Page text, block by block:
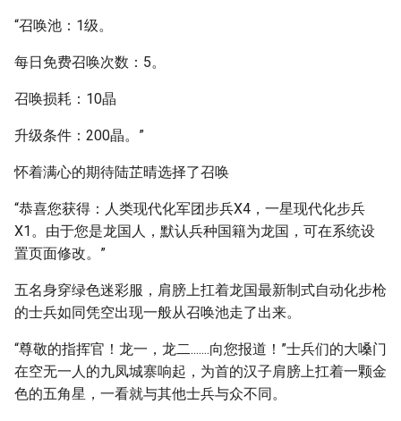
“召唤池：1级。
每日免费召唤次数：5。
召唤损耗：10晶
升级条件：200晶。”
怀着满心的期待陆芷晴选择了召唤
“恭喜您获得：人类现代化军团步兵X4，一星现代化步兵
X1。由于您是龙国人，默认兵种国籍为龙国，可在系统设
置页面修改。”
五名身穿绿色迷彩服，肩膀上扛着龙国最新制式自动化步枪
的士兵如同凭空出现一般从召唤池走了出来。
“尊敬的指挥官！龙一，龙二.......向您报道！”士兵们的大嗓门
在空无一人的九凤城寨响起，为首的汉子肩膀上扛着一颗金
色的五角星，一看就与其他士兵与众不同。